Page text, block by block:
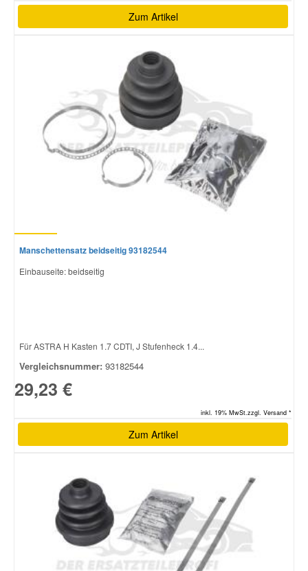
Zum Artikel
Manschettensatz beidseitig 93182544
Einbauseite: beidseitig
Für ASTRA H Kasten 1.7 CDTI, J Stufenheck 1.4...
Vergleichsnummer: 93182544
29,23 €
inkl. 19% MwSt.zzgl. Versand *
Zum Artikel